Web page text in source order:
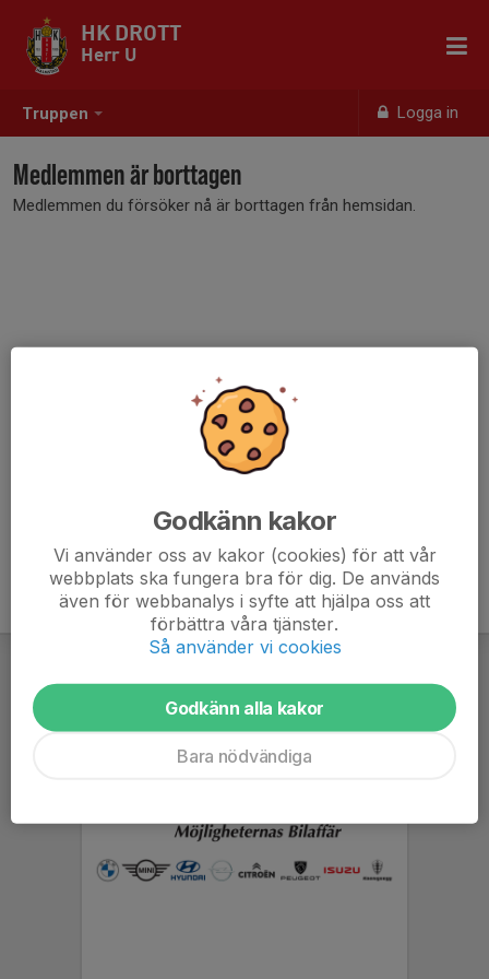
Truppen Logga in
HK DROTT
Herr U
Medlemmen är borttagen
Medlemmen du försöker nå är borttagen från hemsidan.
Godkänn kakor
Vi använder oss av kakor (cookies) för att vår
webbplats ska fungera bra för dig. De används
även för webbanalys i syfte att hjälpa oss att
förbättra våra tjänster.
Så använder vi cookies
Godkänn alla kakor
Bara nödvändiga